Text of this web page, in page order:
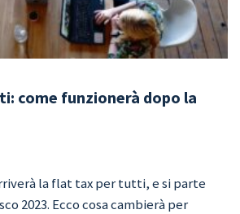
come funzionerà dopo la
la flat tax per tutti, e si parte
2023. Ecco cosa cambierà per